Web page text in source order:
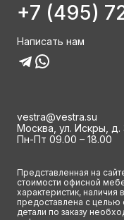
+7 (495)
Написать нам
vestra@vestra.su
Москва, ул. Искры, д.
Пн-Пт 09.00 – 18.00
Представленная на
стоимости офисной
характеристик, наличия
предоставлена с целью
детали по заказу